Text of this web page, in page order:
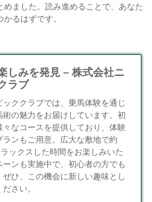
ました。読み進めることで、あなた
るはずです。
しみを発見 – 株式会社ニ
ラブ
ククラブでは、乗馬体験を通じ
の魅力をお届けしています。初
なコースを提供しており、体験
ンもご用意。広大な敷地で約
ックスした時間をお楽しみいた
ンも実施中で、初心者の方でも
ひ、この機会に新しい趣味とし
さい。